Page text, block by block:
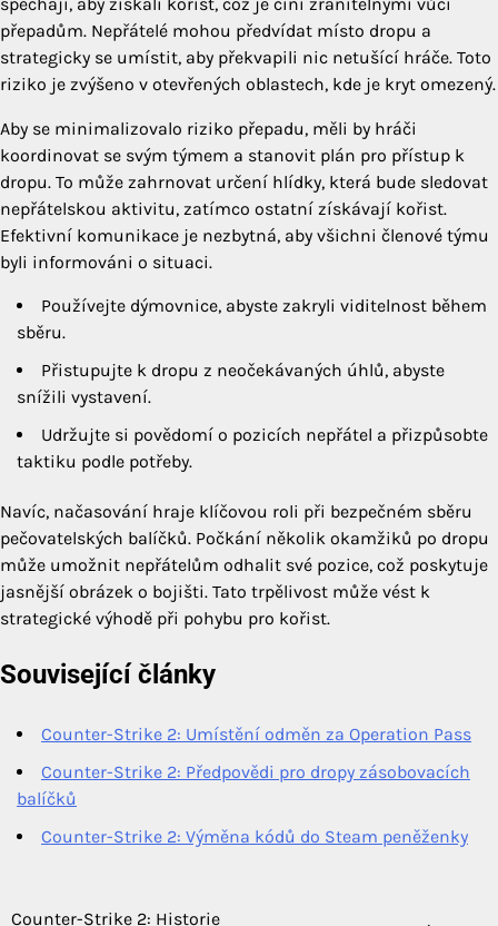
přepadům. Nepřátelé mohou předvídat místo dropu a
strategicky se umístit, aby překvapili nic netušící hráče. Toto
riziko je zvýšeno v otevřených oblastech, kde je kryt omezený.
Aby se minimalizovalo riziko přepadu, měli by hráči
koordinovat se svým týmem a stanovit plán pro přístup k
dropu. To může zahrnovat určení hlídky, která bude sledovat
nepřátelskou aktivitu, zatímco ostatní získávají kořist.
Efektivní komunikace je nezbytná, aby všichni členové týmu
byli informováni o situaci.
Používejte dýmovnice, abyste zakryli viditelnost během
sběru.
Přistupujte k dropu z neočekávaných úhlů, abyste
snížili vystavení.
Udržujte si povědomí o pozicích nepřátel a přizpůsobte
taktiku podle potřeby.
Navíc, načasování hraje klíčovou roli při bezpečném sběru
pečovatelských balíčků. Počkání několik okamžiků po dropu
může umožnit nepřátelům odhalit své pozice, což poskytuje
jasnější obrázek o bojišti. Tato trpělivost může vést k
strategické výhodě při pohybu pro kořist.
Související články
Counter-Strike 2: Umístění odměn za Operation Pass
Counter-Strike 2: Předpovědi pro dropy zásobovacích
balíčků
Counter-Strike 2: Výměna kódů do Steam peněženky
Counter-Strike 2: Historie